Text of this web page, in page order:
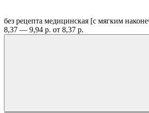
без рецепта медицинская [с мягким
8,37 — 9,94 р. от 8,37 р.